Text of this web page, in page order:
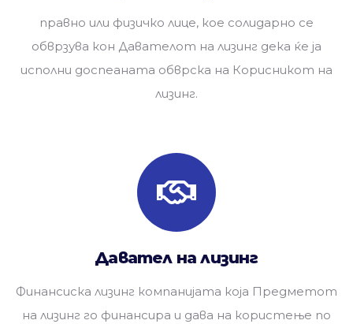
правно или физичко лице, кое солидарно се
обврзува кон Давателот на лизинг дека ќе ја
исполни доспеаната обврска на Корисникот на
лизинг.
Давател на лизинг
Финансиска лизинг компанијата која Предметот
на лизинг го финансира и дава на користење по